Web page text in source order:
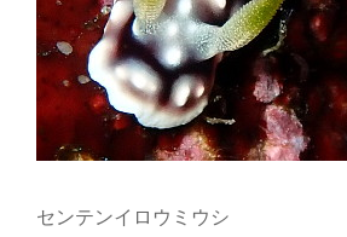
センテンイロウミウシ